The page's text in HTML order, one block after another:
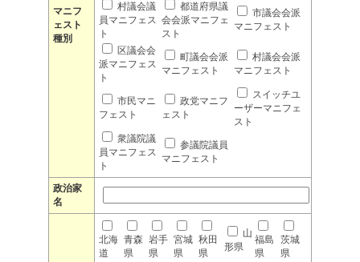
マニフ
ェスト
種別
村議会議
員マニフェス
ト
都道府県議
会会派マニフェ
スト
市議会会派
マニフェスト
区議会会
派マニフェス
ト
町議会会派
マニフェスト
村議会会派
マニフェスト
市民マニ
フェスト
政党マニフ
ェスト
スイッチユ
ーザーマニフェ
スト
衆議院議
員マニフェス
ト
参議院議員
マニフェスト
政治家
名
北海
道
青森
県
岩手
県
宮城
県
秋田
県
山
形県
福島
県
茨城
県